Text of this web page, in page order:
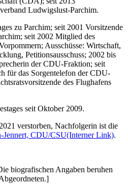
Ludwigslust-Parchim.
zu Parchim; seit 2001 Vorsitzende
seit 2002 Mitglied des
Ausschüsse: Wirtschaft,
Petitionsausschuss; 2002 bis
der CDU-Fraktion; seit
für das Sorgentelefon der CDU-
des Flughafens
seit Oktober 2009.
verstorben, Nachfolgerin ist die
Jennert, CDU/CSU(Interner Link).
biografischen Angaben beruhen